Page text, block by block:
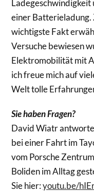
einer Batterieladung.
wichtigste Fakt
Versuche bewiesen
Elektromobilität mit
ich freue mich auf
Welt tolle
Sie haben Fragen?
David Wiatr
bei einer Fahrt im
vom Porsche
Boliden im Alltag
Sie hier:youtu.be/